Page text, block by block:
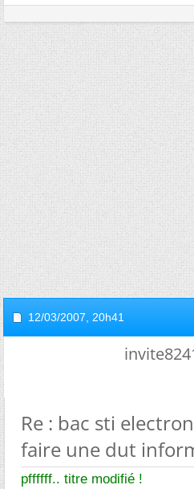
12/03/2007, 20h41
Re : bac sti
faire une dut
pffffff.. titre modifié !